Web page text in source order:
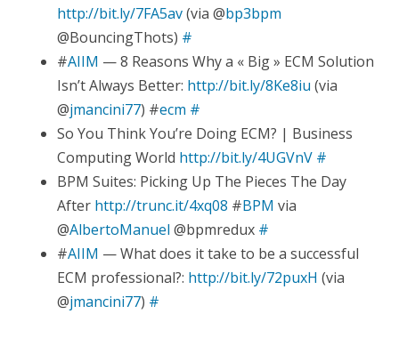
http://bit.ly/7FA5av(via @bp3bpm
@BouncingThots) #
#AIIM — 8 Reasons Why a « Big » ECM Solution
Isn’t Always Better: http://bit.ly/8Ke8iu (via
@jmancini77) #ecm #
So You Think You’re Doing ECM? | Business
Computing World http://bit.ly/4UGVnV #
BPM Suites: Picking Up The Pieces The Day
After http://trunc.it/4xq08 #BPM via
@AlbertoManuel @bpmredux #
#AIIM — What does it take to be a successful
ECM professional?: http://bit.ly/72puxH (via
@jmancini77) #